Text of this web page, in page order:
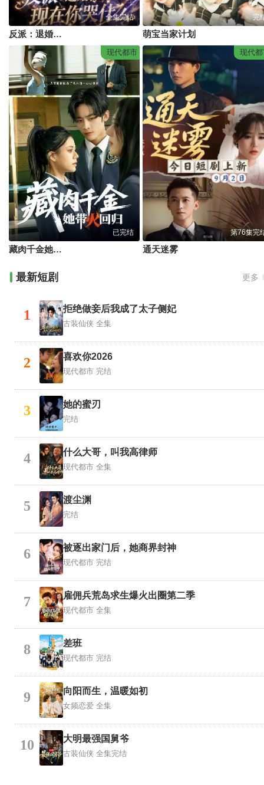
全集完结
反派：退婚你提的，现在你哭什么
完
萌宝当家计划
现代都市
已完结
藏肉千金她带火回归
现代
第76集完
通天迷雾
最新短剧 更多
1 拒绝做妾后我成了太子侧妃
古装仙侠 全集
2 喜欢你2026
现代都市 完结
3 她的蜜刃
完结
4 什么大哥，叫我高律师
现代都市 全集
5 渡尘渊
完结
6 被逐出家门后，她商界封神
现代都市 完结
7 雇佣兵荒岛求生爆火出圈第二季
现代都市 全集
8 差班
现代都市 完结
9 向阳而生，温暖如初
女频恋爱 全集
10 大明最强国舅爷
古装仙侠 全集完结